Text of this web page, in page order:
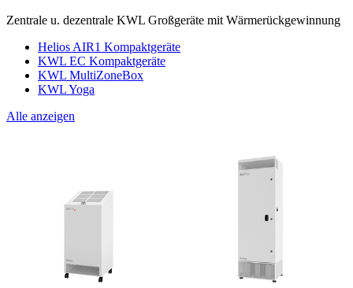
Zentrale u. dezentrale KWL Großgeräte mit Wärmerückgewinnung
Helios AIR1 Kompaktgeräte
KWL EC Kompaktgeräte
KWL MultiZoneBox
KWL Yoga
Alle anzeigen